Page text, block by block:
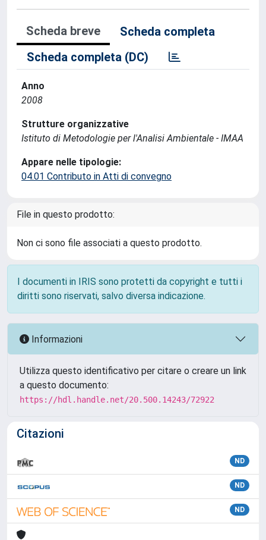
Scheda breve
Scheda completa
Scheda completa (DC)
Anno
2008
Strutture organizzative
Istituto di Metodologie per l'Analisi Ambientale - IMAA
Appare nelle tipologie:
04.01 Contributo in Atti di convegno
File in questo prodotto:
Non ci sono file associati a questo prodotto.
I documenti in IRIS sono protetti da copyright e tutti i
diritti sono riservati, salvo diversa indicazione.
Informazioni
Utilizza questo identificativo per citare o creare un link
a questo documento:
https://hdl.handle.net/20.500.14243/72922
Citazioni
ND
ND
ND